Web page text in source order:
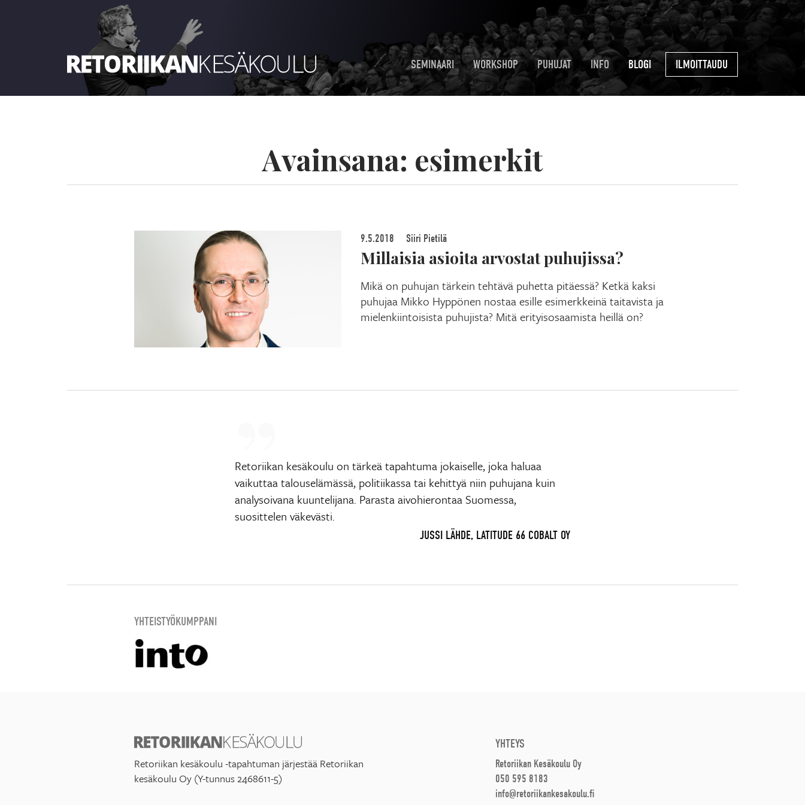
SEMINAARI WORKSHOP PUHUJAT INFO BLOGI ILMOITTAUDU
Avainsana: esimerkit
9.5.2018 Siiri Pietilä
Millaisia asioita arvostat puhujissa?
Mikä on puhujan tärkein tehtävä puhetta pitäessä? Ketkä kaksi
puhujaa Mikko Hyppönen nostaa esille esimerkkeinä taitavista ja
mielenkiintoisista puhujista? Mitä erityisosaamista heillä on?
Retoriikan kesäkoulu on tärkeä tapahtuma jokaiselle, joka haluaa
vaikuttaa talouselämässä, politiikassa tai kehittyä niin puhujana kuin
analysoivana kuuntelijana. Parasta aivohierontaa Suomessa,
suosittelen väkevästi.
JUSSI LÄHDE, LATITUDE 66 COBALT OY
YHTEISTYÖKUMPPANI
Retoriikan kesäkoulu -tapahtuman järjestää Retoriikan
kesäkoulu Oy (Y-tunnus 2468611-5)
YHTEYS
Retoriikan Kesäkoulu Oy
050 595 8183
info@retoriikankesakoulu.fi